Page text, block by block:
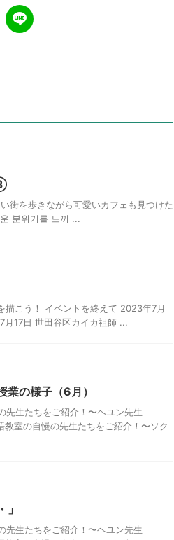
街を歩きながら可愛いカフェも見つけた
분위기를 느끼 ...
こう！ イベントを終えて 2023年7月
17日 世田谷区カイカ祖師 ...
業の様子（6月）
先生たちをご紹介！〜ヘユン先生
室の自慢の先生たちをご紹介！〜ソク
先生たちをご紹介！〜ヘユン先生